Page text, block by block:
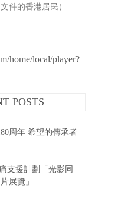
件的香港居民）
home/local/player?
POSTS
周年 希望的傳承者
支援計劃「光影同
展覽」